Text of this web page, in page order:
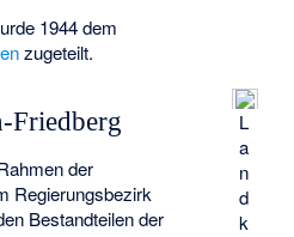
1944 dem
zugeteilt.
L
a
n
d
k
Friedberg
der
Regierungsbezirk
Bestandteilen der